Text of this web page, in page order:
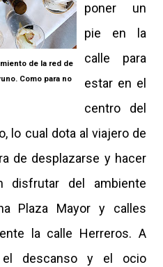
de la red de
Como para no
poner un
pie en la
calle para
estar en el
centro del
lo cual dota al viajero de
de desplazarse y hacer
disfrutar del ambiente
Plaza Mayor y calles
la calle Herreros. A
descanso y el ocio